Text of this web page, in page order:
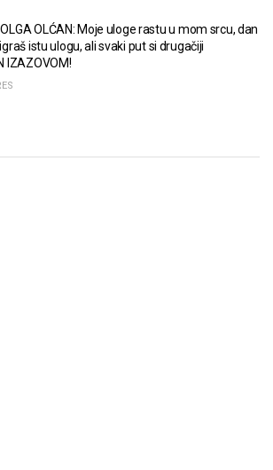
OLGA OLĆAN: Moje uloge rastu u mom srcu, dan
istu ulogu, ali svaki put si drugačiji
IZAZOVOM!